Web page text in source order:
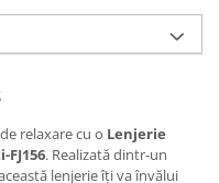
relaxare cu o Lenjerie
. Realizată dintr-un
lenjerie îți va învălui